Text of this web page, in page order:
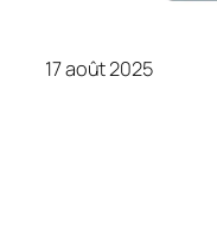
17 août 2025